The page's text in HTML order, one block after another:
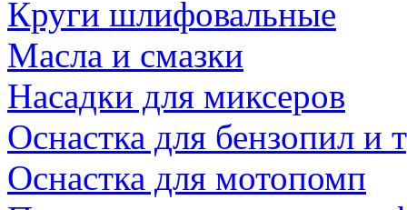
Круги шлифовальные
Масла и смазки
Насадки для миксеров
Оснастка для бензопил и
Оснастка для мотопомп